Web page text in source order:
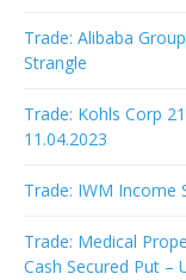
Trade: Alibaba
Strangle
Trade: Kohls Corp
11.04.2023
Trade: IWM Income
Trade: Medical
Cash Secured Put –